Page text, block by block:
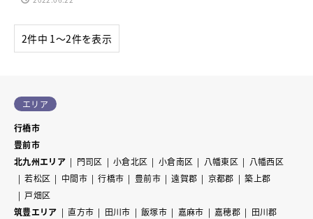
2件中 1〜2件を表示
エリア
行橋市
豊前市
北九州エリア
門司区 小倉北区 小倉南区 八幡東区
八幡西区
若松区
中間市 行橋市 豊前市 遠賀郡 京都郡
築上郡
戸畑区
筑豊エリア
直方市 田川市 飯塚市 嘉麻市 嘉穂郡
田川郡